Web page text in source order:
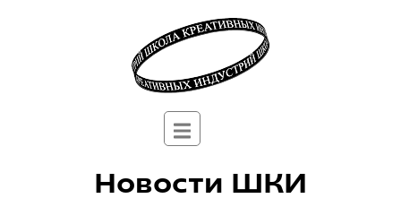
Новости ШКИ